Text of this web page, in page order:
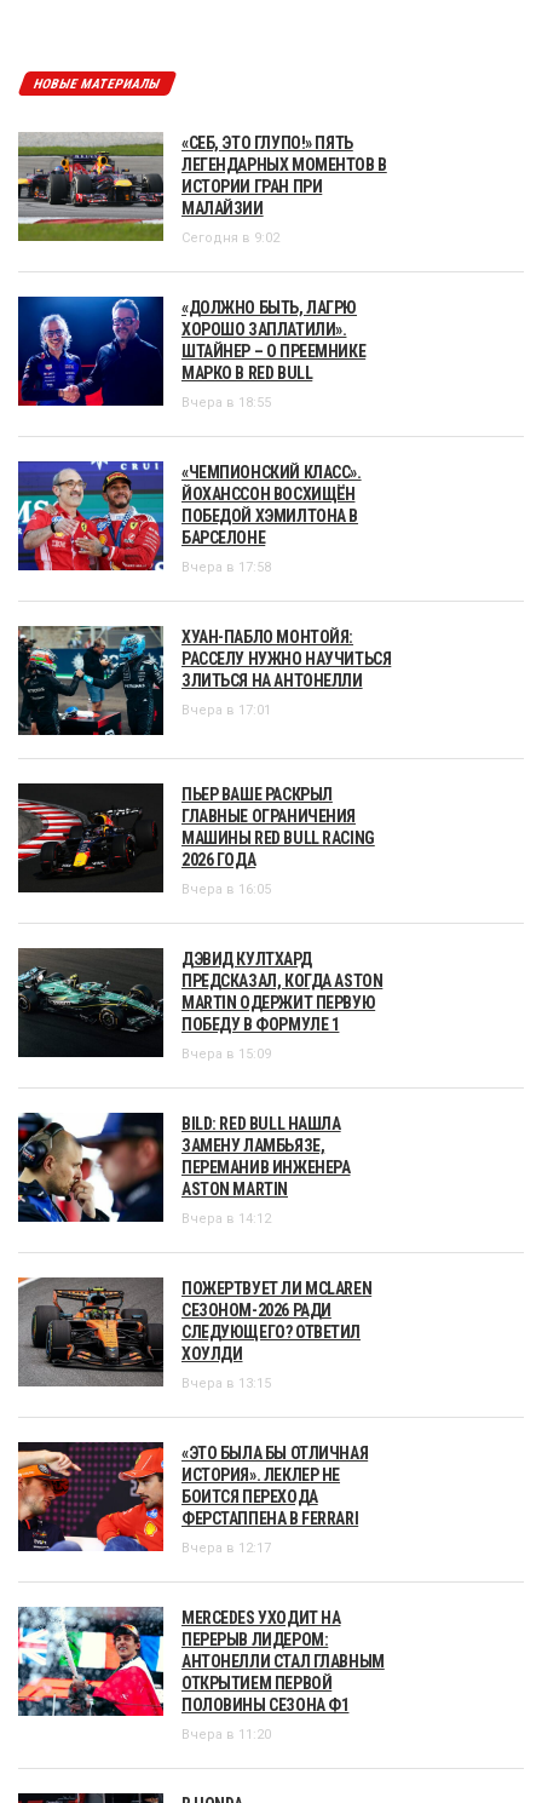
НОВЫЕ МАТЕРИАЛЫ
«СЕБ, ЭТО ГЛУПО!» ПЯТЬ
ЛЕГЕНДАРНЫХ МОМЕНТОВ В
ИСТОРИИ ГРАН ПРИ
МАЛАЙЗИИ
Сегодня в 9:02
«ДОЛЖНО БЫТЬ, ЛАГРЮ
ХОРОШО ЗАПЛАТИЛИ».
ШТАЙНЕР – О ПРЕЕМНИКЕ
МАРКО В RED BULL
Вчера в 18:55
«ЧЕМПИОНСКИЙ КЛАСС».
ЙОХАНССОН ВОСХИЩЁН
ПОБЕДОЙ ХЭМИЛТОНА В
БАРСЕЛОНЕ
Вчера в 17:58
ХУАН-ПАБЛО МОНТОЙЯ:
РАССЕЛУ НУЖНО НАУЧИТЬСЯ
ЗЛИТЬСЯ НА АНТОНЕЛЛИ
Вчера в 17:01
ПЬЕР ВАШЕ РАСКРЫЛ
ГЛАВНЫЕ ОГРАНИЧЕНИЯ
МАШИНЫ RED BULL RACING
2026 ГОДА
Вчера в 16:05
ДЭВИД КУЛТХАРД
ПРЕДСКАЗАЛ, КОГДА ASTON
MARTIN ОДЕРЖИТ ПЕРВУЮ
ПОБЕДУ В ФОРМУЛЕ 1
Вчера в 15:09
BILD: RED BULL НАШЛА
ЗАМЕНУ ЛАМБЬЯЗЕ,
ПЕРЕМАНИВ ИНЖЕНЕРА
ASTON MARTIN
Вчера в 14:12
ПОЖЕРТВУЕТ ЛИ MCLAREN
СЕЗОНОМ-2026 РАДИ
СЛЕДУЮЩЕГО? ОТВЕТИЛ
ХОУЛДИ
Вчера в 13:15
«ЭТО БЫЛА БЫ ОТЛИЧНАЯ
ИСТОРИЯ». ЛЕКЛЕР НЕ
БОИТСЯ ПЕРЕХОДА
ФЕРСТАППЕНА В FERRARI
Вчера в 12:17
MERCEDES УХОДИТ НА
ПЕРЕРЫВ ЛИДЕРОМ:
АНТОНЕЛЛИ СТАЛ ГЛАВНЫМ
ОТКРЫТИЕМ ПЕРВОЙ
ПОЛОВИНЫ СЕЗОНА Ф1
Вчера в 11:20